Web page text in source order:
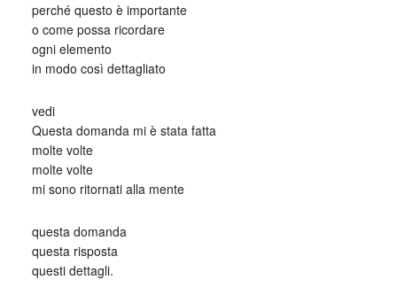
perché questo è importante
o come possa ricordare
ogni elemento
in modo così dettagliato
vedi
Questa domanda mi è stata fatta
molte volte
molte volte
mi sono ritornati alla mente
questa domanda
questa risposta
questi dettagli.